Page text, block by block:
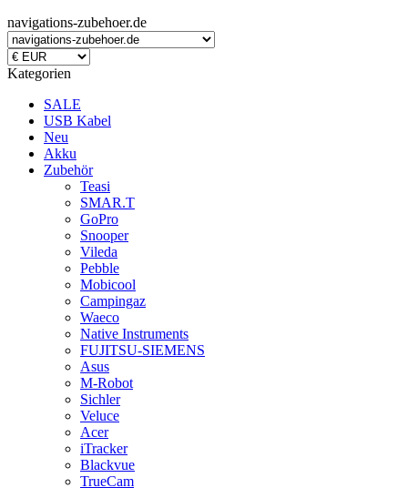
navigations-zubehoer.de
Kategorien
SALE
USB Kabel
Neu
Akku
Zubehör
Teasi
SMAR.T
GoPro
Snooper
Vileda
Pebble
Mobicool
Campingaz
Waeco
Native Instruments
FUJITSU-SIEMENS
Asus
M-Robot
Sichler
Veluce
Acer
iTracker
Blackvue
TrueCam